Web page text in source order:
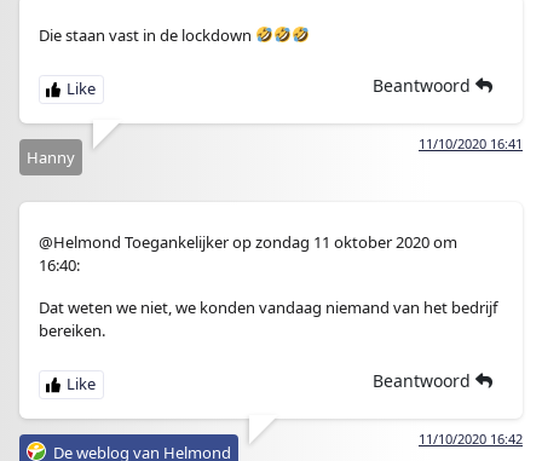
Die staan vast in de lockdown
Beantwoord
11/10/2020 16:41
Hanny
@Helmond Toegankelijker op zondag 11 oktober 2020 om
16:40:
Dat weten we niet, we konden vandaag niemand van het bedrijf
bereiken.
Beantwoord
11/10/2020 16:42
De weblog van Helmond